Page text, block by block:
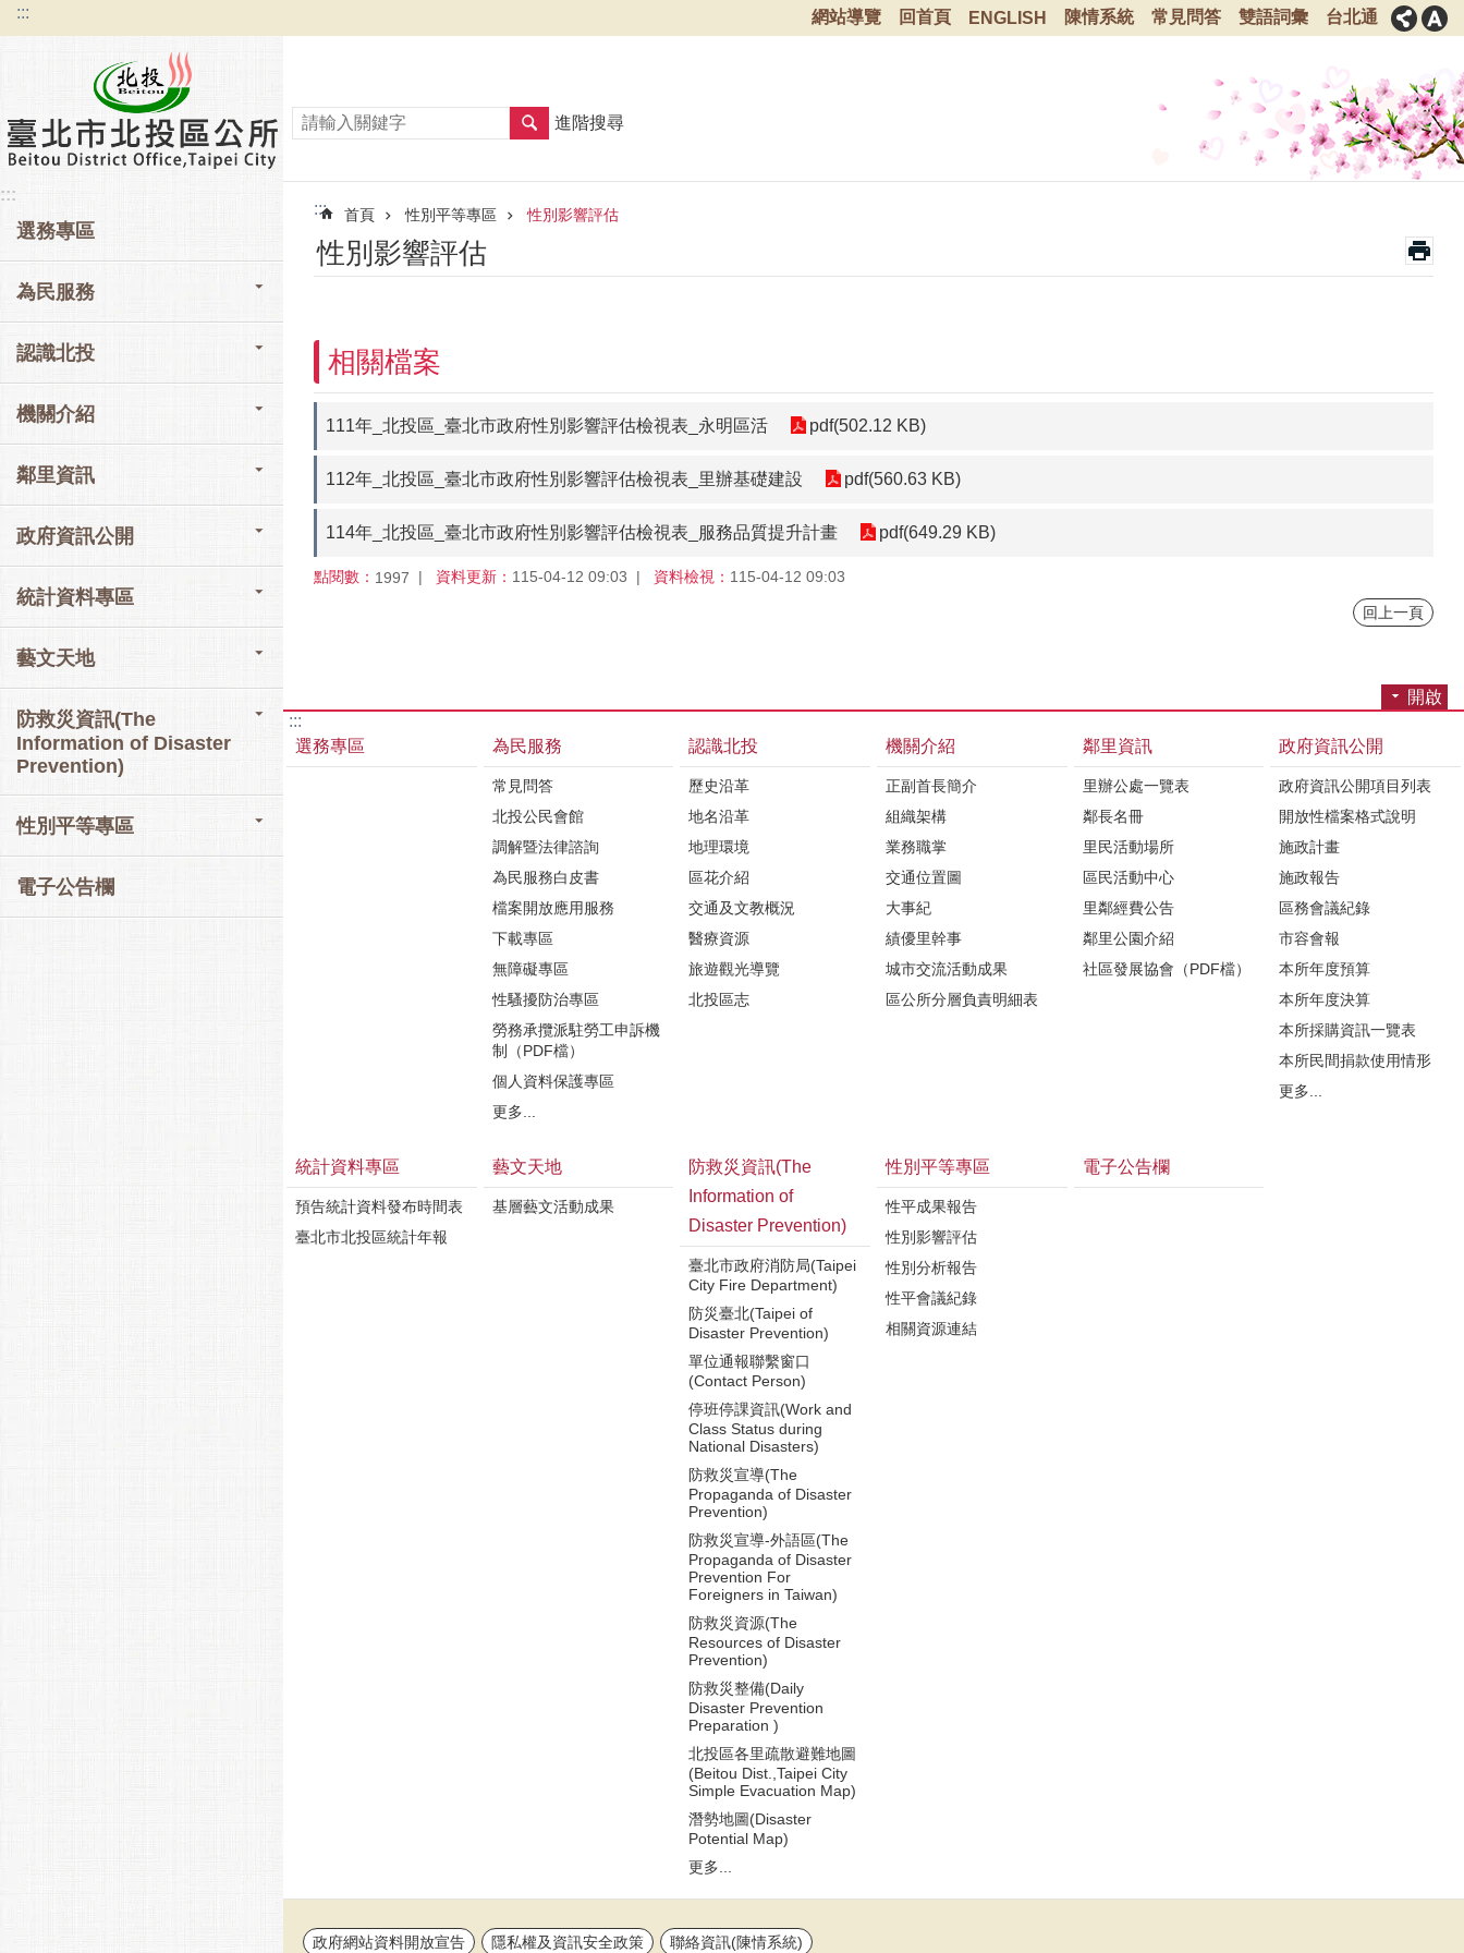
跳到主要內容區塊
::: 網站導覽 回首頁 ENGLISH 陳情系統 常見問答 雙語詞彙 台北通
:::
選務專區
為民服務
認識北投
機關介紹
鄰里資訊
政府資訊公開
統計資料專區
藝文天地
防救災資訊(The
Information of Disaster
Prevention)
性別平等專區
電子公告欄
進階搜尋
::: 首頁 性別平等專區 性別影響評估
性別影響評估
相關檔案
111年_北投區_臺北市政府性別影響評估檢視表_永明區活 pdf(502.12 KB)
112年_北投區_臺北市政府性別影響評估檢視表_里辦基礎建設 pdf(560.63 KB)
114年_北投區_臺北市政府性別影響評估檢視表_服務品質提升計畫 pdf(649.29 KB)
點閱數： 1997 資料更新： 115-04-12 09:03 資料檢視： 115-04-12 09:03
回上一頁
開啟
:::
選務專區
為民服務
常見問答
北投公民會館
調解暨法律諮詢
為民服務白皮書
檔案開放應用服務
下載專區
無障礙專區
性騷擾防治專區
勞務承攬派駐勞工申訴機
制（PDF檔）
個人資料保護專區
更多...
認識北投
歷史沿革
地名沿革
地理環境
區花介紹
交通及文教概況
醫療資源
旅遊觀光導覽
北投區志
機關介紹
正副首長簡介
組織架構
業務職掌
交通位置圖
大事紀
績優里幹事
城市交流活動成果
區公所分層負責明細表
鄰里資訊
里辦公處一覽表
鄰長名冊
里民活動場所
區民活動中心
里鄰經費公告
鄰里公園介紹
社區發展協會（PDF檔）
政府資訊公開
政府資訊公開項目列表
開放性檔案格式說明
施政計畫
施政報告
區務會議紀錄
市容會報
本所年度預算
本所年度決算
本所採購資訊一覽表
本所民間捐款使用情形
更多...
統計資料專區
預告統計資料發布時間表
臺北市北投區統計年報
藝文天地
基層藝文活動成果
防救災資訊(The
Information of
Disaster Prevention)
臺北市政府消防局(Taipei
City Fire Department)
防災臺北(Taipei of
Disaster Prevention)
單位通報聯繫窗口
(Contact Person)
停班停課資訊(Work and
Class Status during
National Disasters)
防救災宣導(The
Propaganda of Disaster
Prevention)
防救災宣導-外語區(The
Propaganda of Disaster
Prevention For
Foreigners in Taiwan)
防救災資源(The
Resources of Disaster
Prevention)
防救災整備(Daily
Disaster Prevention
Preparation )
北投區各里疏散避難地圖
(Beitou Dist.,Taipei City
Simple Evacuation Map)
潛勢地圖(Disaster
Potential Map)
更多...
性別平等專區
性平成果報告
性別影響評估
性別分析報告
性平會議紀錄
相關資源連結
電子公告欄
政府網站資料開放宣告 隱私權及資訊安全政策 聯絡資訊(陳情系統)